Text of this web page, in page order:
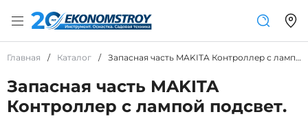
Главная / Каталог / Запасная часть MAKITA Контроллер с лампой подсвет.
Запасная часть MAKITA
Контроллер с лампой подсвет.